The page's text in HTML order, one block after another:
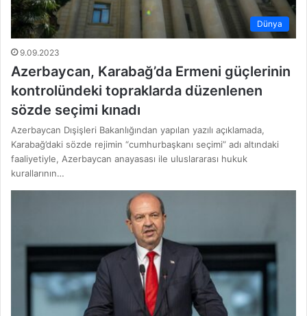
Dünya
9.09.2023
Azerbaycan, Karabağ’da Ermeni güçlerinin
kontrolündeki topraklarda düzenlenen
sözde seçimi kınadı
Azerbaycan Dışişleri Bakanlığından yapılan yazılı açıklamada,
Karabağ’daki sözde rejimin “cumhurbaşkanı seçimi” adı altındaki
faaliyetiyle, Azerbaycan anayasası ile uluslararası hukuk
kurallarının…